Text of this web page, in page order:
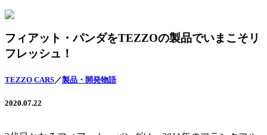
フィアット・パンダをTEZZOの製品でいまこそリ
フレッシュ！
TEZZO CARS ／製品・開発物語
2020.07.22